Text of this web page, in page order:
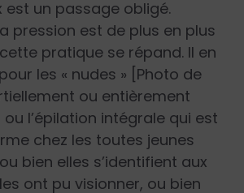
est un passage obligé.
pression est de plus en plus
pratique se répand. Il en
les « nudes » [Photo de
ou entièrement
ou l’épilation intégrale qui est
chez les toutes jeunes
bien elles s’identifient aux
ont pu visionner, ou bien